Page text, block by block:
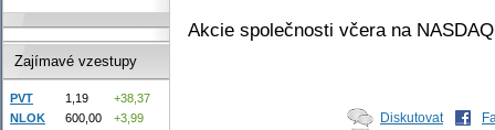
Akcie společnosti včera na
Diskutovat
Zajímavé vzestupy
PVT 1,19
+38,37
NLOK
600,00
+3,99